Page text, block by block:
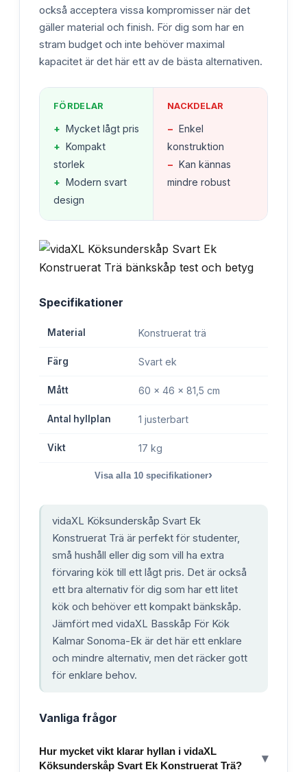
också acceptera vissa kompromisser när det
gäller material och finish. För dig som har en
stram budget och inte behöver maximal
kapacitet är det här ett av de bästa alternativen.
FÖRDELAR
+ Mycket lågt pris
+ Kompakt
storlek
+ Modern svart
design
NACKDELAR
− Enkel
konstruktion
− Kan kännas
mindre robust
Specifikationer
Material Konstruerat trä
Färg Svart ek
Mått 60 x 46 x 81,5 cm
Antal hyllplan 1 justerbart
Vikt 17 kg
Visa alla 10 specifikationer›
vidaXL Köksunderskåp Svart Ek
Konstruerat Trä är perfekt för studenter,
små hushåll eller dig som vill ha extra
förvaring kök till ett lågt pris. Det är också
ett bra alternativ för dig som har ett litet
kök och behöver ett kompakt bänkskåp.
Jämfört med vidaXL Basskåp För Kök
Kalmar Sonoma-Ek är det här ett enklare
och mindre alternativ, men det räcker gott
för enklare behov.
Vanliga frågor
Hur mycket vikt klarar hyllan i vidaXL
Köksunderskåp Svart Ek Konstruerat Trä?
▾